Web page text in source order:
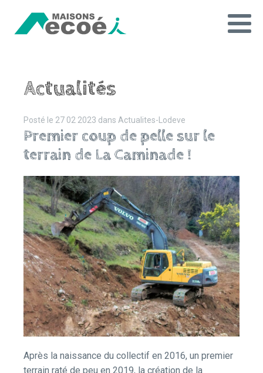
Actualités
Posté le 27 02 2023 dans Actualites-Lodeve
Premier coup de pelle sur le
terrain de La Caminade !
Après la naissance du collectif en 2016, un premier
terrain raté de peu en 2019, la création de la